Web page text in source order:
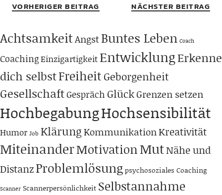
VORHERIGER BEITRAG NÄCHSTER BEITRAG
AchtsamkeitAngstBuntes Leben Coach
CoachingEinzigartigkeit EntwicklungErkenne
dich selbstFreiheit Geborgenheit
GesellschaftGespräch GlückGrenzen setzen
HochbegabungHochsensibilität
Humor Job KlärungKommunikationKreativität
MiteinanderMotivationMutNähe und
DistanzProblemlösungpsychosoziales Coaching
Scanner Scannerpersönlichkeit Selbstannahme